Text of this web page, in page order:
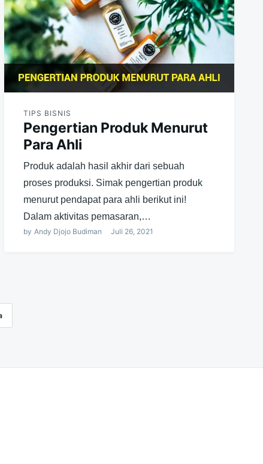
TIPS BISNIS
Pengertian Produk Menurut
Para Ahli
Produk adalah hasil akhir dari sebuah
proses produksi. Simak pengertian produk
menurut pendapat para ahli berikut ini!
Dalam aktivitas pemasaran,…
by Andy Djojo Budiman Juli 26, 2021